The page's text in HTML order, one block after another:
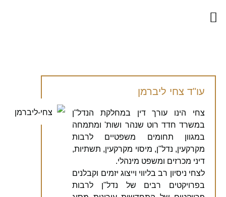
עו"ד צחי ליברמן
צחי הינו עורך דין במחלקת הנדל"ן
במשרד חדד רוט שנהר ושות' ומתמחה
במגוון תחומים משפטיים לרבות
מקרקעין, נדל"ן, מיסוי מקרקעין, תשתיות,
דיני מכרזים ומשפט מינהלי.
לצחי ניסיון רב בליווי וייצוג יזמים וקבלנים
בפרויקטים רבים של נדל"ן לרבות